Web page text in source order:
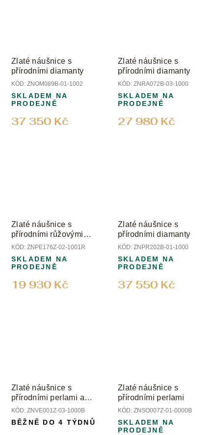
Zlaté náušnice s
přírodními diamanty
KÓD: ZNOM089B-01-1002
37 350 Kč
SKLADEM NA
PRODEJNĚ
Zlaté náušnice s
přírodními diamanty
KÓD: ZNRA072B-03-1000
27 980 Kč
SKLADEM NA
PRODEJNĚ
Zlaté náušnice s
přírodními růžovými
perlami, mandariny a
KÓD: ZNPE176Z-02-1001R
19 930 Kč
SKLADEM NA
PRODEJNĚ
Zlaté náušnice s
přírodními diamanty
KÓD: ZNPR202B-01-1000
37 550 Kč
SKLADEM NA
PRODEJNĚ
Zlaté náušnice s
přírodními perlami a
diamanty
KÓD: ZNVE001Z-03-1000B
BĚŽNĚ DO 4 TÝDNŮ
Zlaté náušnice s
přírodními perlami
KÓD: ZNSO007Z-01-0000B
SKLADEM NA
PRODEJNĚ